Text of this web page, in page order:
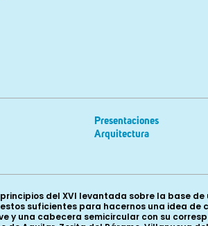
Presentaciones
Arquitectura
principios del XVI levantada sobre la base
suficientes para hacernos una idea de
y una cabecera semicircular con su